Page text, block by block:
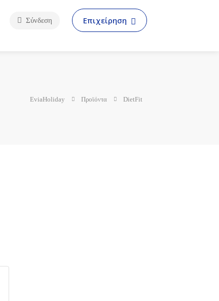
Σύνδεση Επιχείρηση
EviaHoliday Προϊόντα DietFit